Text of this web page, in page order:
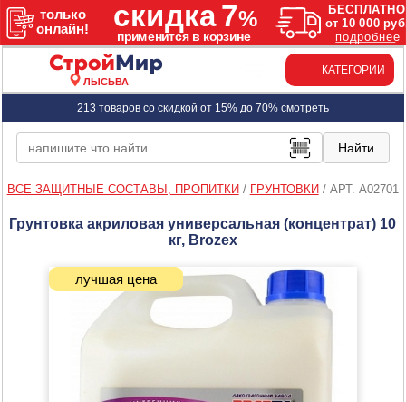
ЛЫСЬВА
КАТЕГОРИИ
213 товаров со скидкой от 15% до 70% смотреть
ВСЕ ЗАЩИТНЫЕ СОСТАВЫ, ПРОПИТКИ / ГРУНТОВКИ / АРТ. A02701
Грунтовка акриловая универсальная (концентрат) 10
кг, Brozex